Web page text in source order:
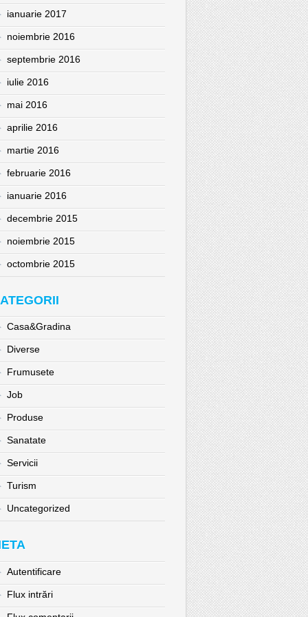
ianuarie 2017
noiembrie 2016
septembrie 2016
iulie 2016
mai 2016
aprilie 2016
martie 2016
februarie 2016
ianuarie 2016
decembrie 2015
noiembrie 2015
octombrie 2015
Casa&Gradina
Diverse
Frumusete
Job
Produse
Sanatate
Servicii
Turism
Uncategorized
Autentificare
Flux intrări